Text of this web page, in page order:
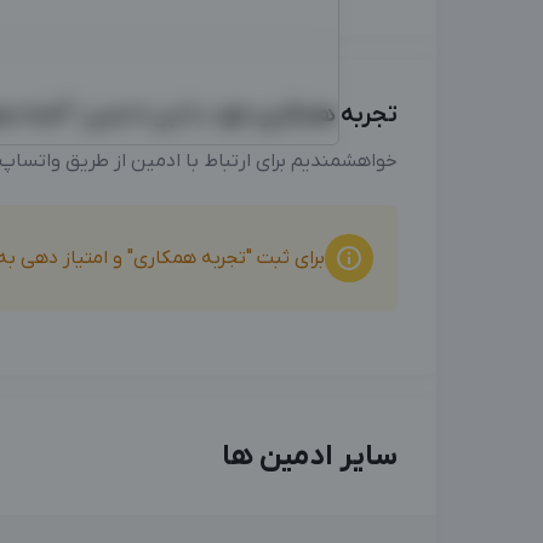
تجربه همکاری خود با این ادمین "آمنه
خواهشمندیم برای ارتباط با ادمین از طریق
برای ثبت "تجربه همکاری" و امتیاز دهی
سایر ادمین ها